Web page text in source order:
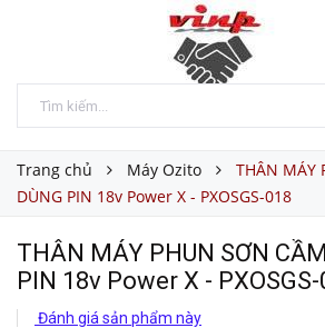
Trang chủ Máy Ozito
THÂN MÁY
DÙNG PIN 18v Power X - PXOSGS-018
THÂN MÁY PHUN SƠN
PIN 18v Power X -
Đánh giá sản phẩm này